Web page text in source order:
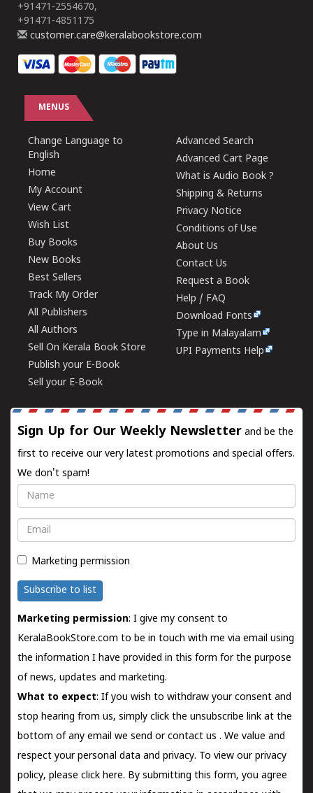
+91471-2554670,
+91471-4851175
customer.care@keralabookstore.com
MENUS
Change Language to
English
Home
My Account
View Cart
Wish List
Buy Books
New Books
Best Sellers
Track My Order
All Publishers
All Authors
Sell On Kerala Book Store
Publish your E-Book
Sell your E-Book
Advanced Search
Advanced Cart Page
What is Audio Book ?
Shipping & Returns
Privacy Notice
Conditions of Use
About Us
Contact Us
Request a Book
Help / FAQ
Download Fonts
Type in Malayalam
UPI Payments Help
Sign Up for Our Weekly Newsletter and be the
first to receive our very latest promotions and special offers.
We don't spam!
Name
Email
Marketing permission
Subscribe to list
Marketing permission: I give my consent to
KeralaBookStore.com to be in touch with me via email using
the information I have provided in this form for the purpose
of news, updates and marketing.
What to expect: If you wish to withdraw your consent and
stop hearing from us, simply click the unsubscribe link at the
bottom of any email we send orcontact us . We value and
respect your personal data and privacy. To view our privacy
policy, please click here. By submitting this form, you agree